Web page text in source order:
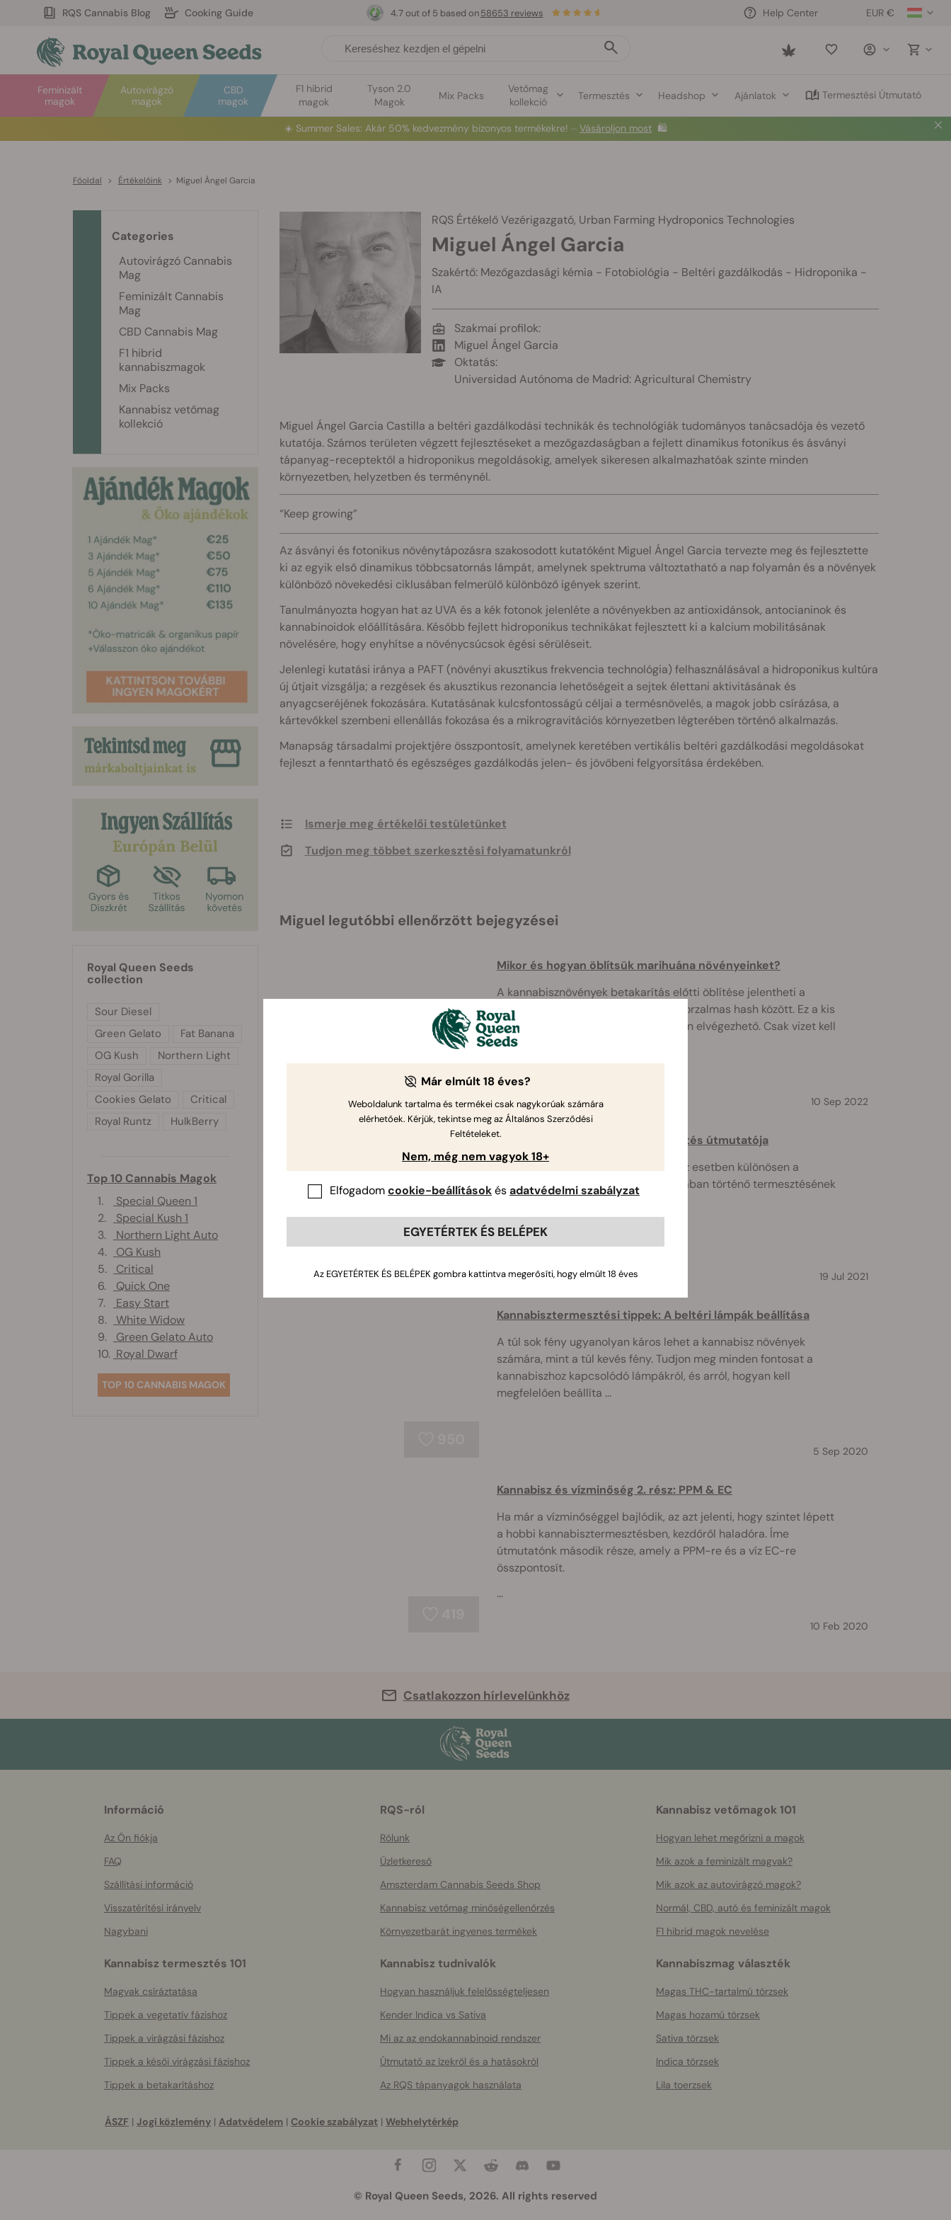
RQS Cannabis Blog Cooking Guide EUR €
Help Center
Saved
Autovirágzó
magok
Feminizált
magok
CBD
magok
F1 hibrid
magok
Tyson 2.0
Magok
Mix Packs
Vetőmag
kollekció
Termesztés Headshop Ajánlatok Termesztési Útmutató
4.7 out of 5 based on 58653 reviews
⏳1+1 -Korlátozott idejű ajánlat 2d 17h 19m 32s 🌱
Főoldal > Értékelőink > Miguel Ángel Garcia
RQS ÉrtékelőVezérigazgató, Urban Farming Hydroponics Technologies
Miguel Ángel Garcia
Szakértő: Mezőgazdasági kémia - Fotobiológia - Beltéri gazdálkodás - Hidroponika -
IA
Szakmai profilok:
Miguel Ángel Garcia
Oktatás:
Universidad Autónoma de Madrid: Agricultural Chemistry
Miguel Ángel Garcia Castilla a beltéri gazdálkodási technikák és technológiák tudományos tanácsadója és vezető
kutatója. Számos területen végzett fejlesztéseket a mezőgazdaságban a fejlett dinamikus fotonikus és ásványi
tápanyag-receptektől a hidroponikus megoldásokig, amelyek sikeresen alkalmazhatóak szinte minden
környezetben, helyzetben és terménynél.
“Keep growing”
Az ásványi és fotonikus növénytápozásra szakosodott kutatóként Miguel Ángel Garcia tervezte meg és fejlesztette
ki az egyik első dinamikus többcsatornás lámpát, amelynek spektruma változtatható a nap folyamán és a növények
különböző növekedési ciklusában felmerülő különböző igények szerint.
Tanulmányozta hogyan hat az UVA és a kék fotonok jelenléte a növényekben az antioxidánsok, antocianinok és
kannabinoidok előállítására. Később fejlett hidroponikus technikákat fejlesztett ki a kalcium mobilitásának
növelésére, hogy enyhítse a növénycsúcsok égési sérüléseit.
Jelenlegi kutatási iránya a PAFT (növényi akusztikus frekvencia technológia) felhasználásával a hidroponikus kultúra
új útjait vizsgálja; a rezgések és akusztikus rezonancia lehetőségeit a sejtek élettani aktivitásának és
anyagcseréjének fokozására. Kutatásának kulcsfontosságú céljai a termésnövelés, a magok jobb csírázása, a
kártevőkkel szembeni ellenállás fokozása és a mikrogravitációs környezetben légterében történő alkalmazás.
Manapság társadalmi projektjére összpontosít, amelynek keretében vertikális beltéri gazdálkodási megoldásokat
fejleszt a fenntartható és egészséges gazdálkodás jelen- és jövőbeni felgyorsítása érdekében.
Ismerje meg értékelői testületünket
Tudjon meg többet szerkesztési folyamatunkról
Miguel legutóbbi ellenőrzött bejegyzései
655
Mikor és hogyan öblítsük marihuána növényeinket?
A kannabisznövények betakarítás előtti öblítése jelentheti a
különbséget a legjobb rügy vagy a borzalmas hash között. Ez a kis
feladat egyszerű és rendkívül könnyen elvégezhető. Csak vizet kell
hoz ...
10 Sep 2022
A hidropónikus kannabisztermesztés útmutatója
A hidroponika a növények - ebben az esetben különösen a
kannabisz - víz és tápanyagok oldatában történő termesztésének
19 Jul 2021
Kannabisztermesztési tippek: A beltéri lámpák beállítása
A túl sok fény ugyanolyan káros lehet a kannabisz növények
számára, mint a túl kevés fény. Tudjon meg minden fontosat a
kannabiszhoz kapcsolódó lámpákról, és arról, hogyan kell
megfelelően beállíta ...
5 Sep 2020
Kannabisz és vízminőség 2. rész: PPM & EC
Ha már a vízminőséggel bajlódik, az azt jelenti, hogy szintet lépett
a hobbi kannabisztermesztésben, kezdőről haladóra. Íme
útmutatónk második része, amely a PPM-re és a víz EC-re
összpontosít.
...
10 Feb 2020
Categories
Autovirágzó Cannabis
Mag
Feminizált Cannabis
Mag
CBD Cannabis Mag
F1 hibrid
kannabiszmagok
Mix Packs
Kannabisz vetőmag
kollekció
Royal Queen Seeds
collection
Sour Diesel
Green Gelato
Fat Banana
OG Kush
Northern Light
Royal Gorilla
Cookies Gelato
Critical
Royal Runtz
HulkBerry
Top 10 Cannabis Magok
1.
Special Queen 1
2.
Special Kush 1
3.
Northern Light Auto
4.
OG Kush
5.
Critical
6.
Quick One
7.
Easy Start
8.
White Widow
9.
Green Gelato Auto
10. Royal Dwarf
TOP 10 CANNABIS MAGOK
Csatlakozzon hírlevelünkhöz
Információ
Az Ön fiókja
FAQ
Szállítási információ
Visszatérítési irányelv
Nagybani
RQS-ról
Rólunk
Üzletkereső
Amszterdam Cannabis Seeds Shop
Kannabisz vetőmag minőségellenőrzés
Környezetbarát ingyenes termékek
Kannabisz vetőmagok 101
Hogyan lehet megőrizni a magok
Mik azok a feminizált magvak?
Mik azok az autovirágzó magok?
Normál, CBD, autó és feminizált magok
F1 hibrid magok nevelése
Kannabisz termesztés 101
Magvak csíráztatása
Tippek a vegetatív fázishoz
Tippek a virágzási fázishoz
Tippek a késői virágzási fázishoz
Tippek a betakarításhoz
Kannabisz tudnivalók
Hogyan használjuk felelősségteljesen
Kender Indica vs Sativa
Mi az az endokannabinoid rendszer
Útmutató az ízekről és a hatásokról
Az RQS tápanyagok használata
Kannabiszmag választék
Magas THC-tartalmú törzsek
Magas hozamú törzsek
Sativa törzsek
Indica törzsek
Lila toerzsek
ÁSZF | Jogi közlemény | Adatvédelem | Cookie szabályzat | Webhelytérkép
© Royal Queen Seeds, 2026. All rights reserved
Már elmúlt 18 éves?
Weboldalunk tartalma és termékei csak nagykorúak számára
elérhetőek. Kérjük, tekintse meg az Általános Szerződési
Feltételeket.
Nem, még nem vagyok 18+
Elfogadomcookie-beállításokésadatvédelmi szabályzat
EGYETÉRTEK ÉS BELÉPEK
Az EGYETÉRTEK ÉS BELÉPEK gombra kattintva megerősíti, hogy elmúlt 18 éves